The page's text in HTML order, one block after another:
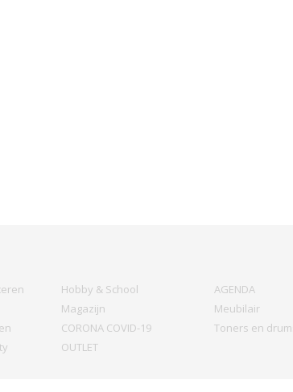
Hobby & School
Magazijn
CORONA COVID-19
OUTLET
AGENDA
Meubilair
Toners en